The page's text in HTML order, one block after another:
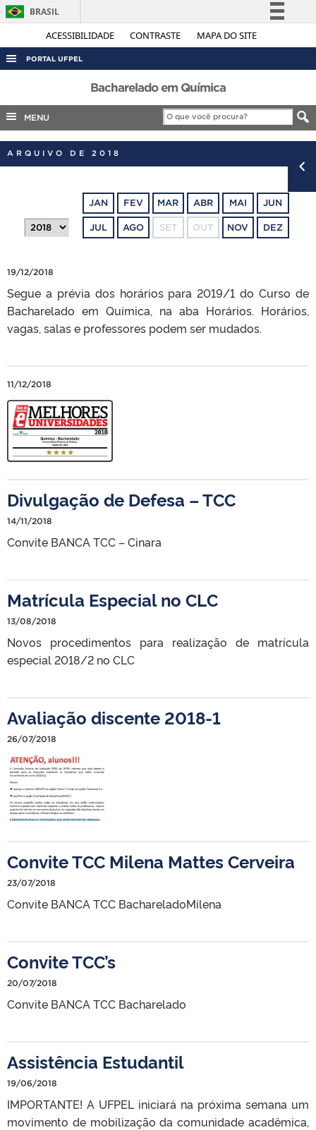
ACESSIBILIDADE CONTRASTE MAPA DO SITE
BRASIL
Simplifique!
Legislação
Canais
PORTAL UFPEL
ACESSO À INFORMAÇÃO
AUDITORIA
COBALTO
CONCURSOS
OUVIDORIA
TELEFONES
Bacharelado em Química
MENU
ARQUIVO DE 2018
JAN FEV MAR ABR MAI JUN
JUL AGO SET OUT NOV DEZ
19/12/2018
Segue a prévia dos horários para 2019/1 do Curso de
Bacharelado em Química, na aba Horários. Horários,
vagas, salas e professores podem ser mudados.
11/12/2018
Divulgação de Defesa – TCC
14/11/2018
Convite BANCA TCC – Cinara
Matrícula Especial no CLC
13/08/2018
Novos procedimentos para realização de matrícula
especial 2018/2 no CLC
Avaliação discente 2018-1
26/07/2018
Convite TCC Milena Mattes Cerveira
23/07/2018
Convite BANCA TCC BachareladoMilena
Convite TCC’s
20/07/2018
Convite BANCA TCC Bacharelado
Assistência Estudantil
19/06/2018
IMPORTANTE! A UFPEL iniciará na próxima semana um
movimento de mobilização da comunidade acadêmica,